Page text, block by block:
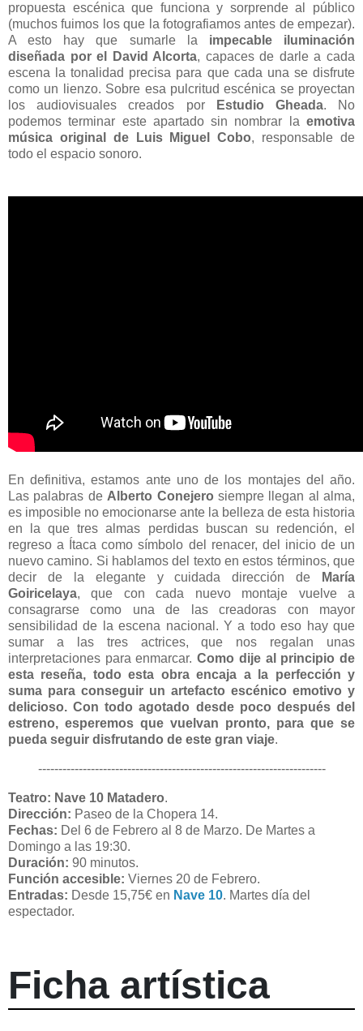
propuesta escénica que funciona y sorprende al público
(muchos fuimos los que la fotografiamos antes de empezar).
A esto hay que sumarle la impecable iluminación
diseñada por el David Alcorta, capaces de darle a cada
escena la tonalidad precisa para que cada una se disfrute
como un lienzo. Sobre esa pulcritud escénica se proyectan
los audiovisuales creados por
Estudio Gheada. No
podemos terminar este apartado sin nombrar la emotiva
música original de Luis Miguel Cobo, responsable de
todo el espacio sonoro.
En definitiva, estamos ante uno de los montajes del año.
Las palabras de Alberto Conejero siempre llegan al alma,
es imposible no emocionarse ante la belleza de esta historia
en la que tres almas perdidas buscan su redención, el
regreso a Ítaca como símbolo del renacer, del inicio de un
nuevo camino. Si hablamos del texto en estos términos, que
decir de la elegante y cuidada dirección de
María
Goiricelaya, que con cada nuevo montaje vuelve a
consagrarse como una de las creadoras con mayor
sensibilidad de la escena nacional. Y a todo eso hay que
sumar a las tres actrices, que nos regalan unas
interpretaciones para enmarcar.Como dije al principio de
esta reseña, todo esta obra encaja a la perfección y
suma para conseguir un artefacto escénico emotivo y
delicioso. Con todo agotado desde poco después del
estreno, esperemos que vuelvan pronto, para que se
pueda seguir disfrutando de este gran viaje.
-----------------------------------------------------------------------
Teatro: Nave 10 Matadero.
Dirección: Paseo de la Chopera 14.
Fechas: Del 6 de Febrero al 8 de Marzo. De Martes a
Domingo a las 19:30.
Duración: 90 minutos.
Función accesible: Viernes 20 de Febrero.
Entradas: Desde 15,75€ en Nave 10. Martes día del
espectador.
Ficha artística